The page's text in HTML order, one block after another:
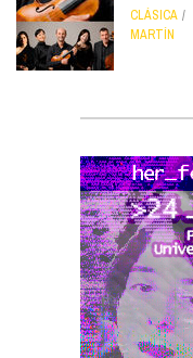
CLÁSICA
MARTÍN